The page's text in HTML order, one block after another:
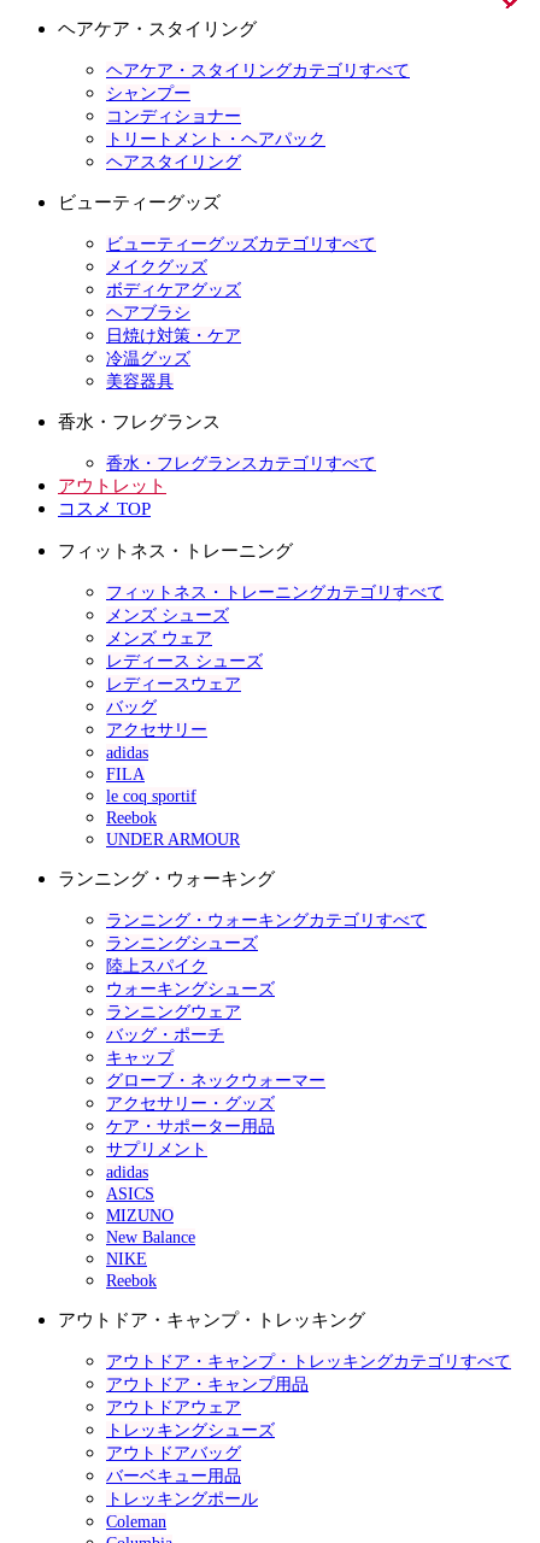
ヘアケア・スタイリング
ヘアケア・スタイリングカテゴリすべて
シャンプー
コンディショナー
トリートメント・ヘアパック
ヘアスタイリング
ビューティーグッズ
ビューティーグッズカテゴリすべて
メイクグッズ
ボディケアグッズ
ヘアブラシ
日焼け対策・ケア
冷温グッズ
美容器具
香水・フレグランス
香水・フレグランスカテゴリすべて
アウトレット
コスメ TOP
フィットネス・トレーニング
フィットネス・トレーニングカテゴリすべて
メンズ シューズ
メンズ ウェア
レディース シューズ
レディースウェア
バッグ
アクセサリー
adidas
FILA
le coq sportif
Reebok
UNDER ARMOUR
ランニング・ウォーキング
ランニング・ウォーキングカテゴリすべて
ランニングシューズ
陸上スパイク
ウォーキングシューズ
ランニングウェア
バッグ・ポーチ
キャップ
グローブ・ネックウォーマー
アクセサリー・グッズ
ケア・サポーター用品
サプリメント
adidas
ASICS
MIZUNO
New Balance
NIKE
Reebok
アウトドア・キャンプ・トレッキング
アウトドア・キャンプ・トレッキングカテゴリすべて
アウトドア・キャンプ用品
アウトドアウェア
トレッキングシューズ
アウトドアバッグ
バーベキュー用品
トレッキングポール
Coleman